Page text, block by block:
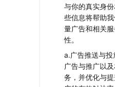
与你的真实身
些信息将帮助
量广告和相关
性。
a.广告推送与
广告与推广以
务，并优化与